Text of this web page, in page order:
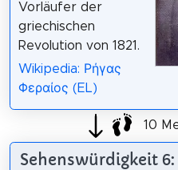
Vorläufer der
griechischen
Revolution von 1821.
Wikipedia: Ρήγας
Φεραίος (EL)
10
Sehenswürdigkeit